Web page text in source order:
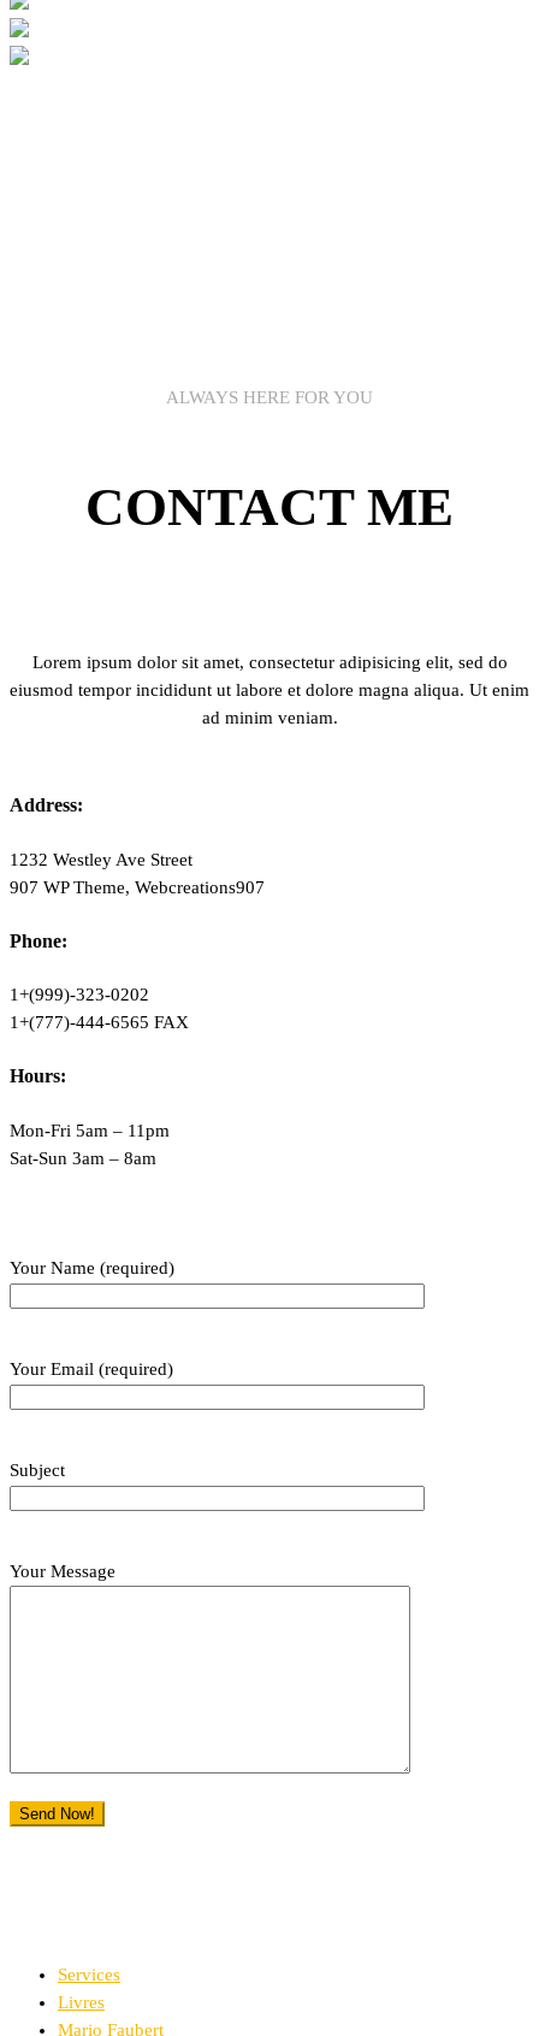
ALWAYS HERE FOR YOU
CONTACT ME
Lorem ipsum dolor sit amet, consectetur adipisicing elit, sed do
eiusmod tempor incididunt ut labore et dolore magna aliqua. Ut enim
ad minim veniam.
Address:
1232 Westley Ave Street
907 WP Theme, Webcreations907
Phone:
1+(999)-323-0202
1+(777)-444-6565 FAX
Hours:
Mon-Fri 5am – 11pm
Sat-Sun 3am – 8am
Your Name (required)
Your Email (required)
Subject
Your Message
Services
Livres
Mario Faubert